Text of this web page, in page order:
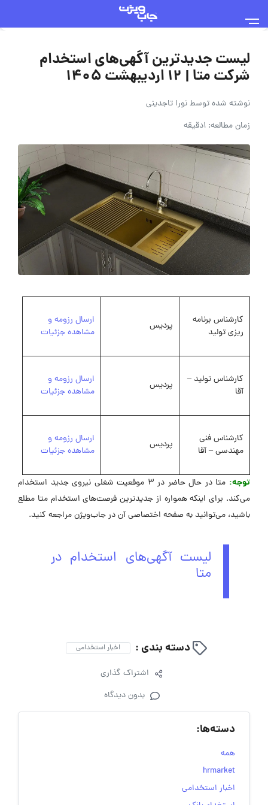
لیست جدیدترین آگهی‌های استخدام
شرکت متا | 12 اردیبهشت 1405
نوشته شده توسطنورا تاجدینی
زمان مطالعه: 1دقیقه
کارشناس برنامه
ریزی تولید
پردیس
ارسال رزومه و
مشاهده جزئیات
کارشناس تولید –
آقا
پردیس
ارسال رزومه و
مشاهده جزئیات
کارشناس فنی
مهندسی – آقا
پردیس
ارسال رزومه و
مشاهده جزئیات
توجه:
متا در حال حاضر در 3 موقعیت شغلی نیروی جدید استخدام
می‌کند. برای اینکه همواره از جدیدترین فرصت‌های استخدام متا مطلع
باشید، می‌توانید به صفحه اختصاصی آن در جاب‌ویژن مراجعه کنید.
لیست آگهی‌های استخدام در
متا
دسته بندی : اخبار استخدامی
اشتراک گذاری
بدون دیدگاه
دسته‌ها:
همه
hrmarket
اخبار استخدامی